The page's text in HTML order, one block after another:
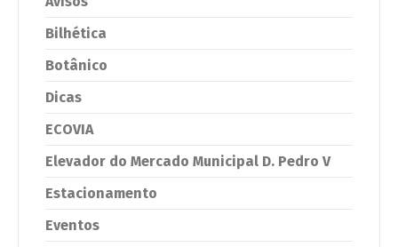
Bilhética
Botânico
Dicas
ECOVIA
Elevador do Mercado Municipal D. Pedro V
Estacionamento
Eventos